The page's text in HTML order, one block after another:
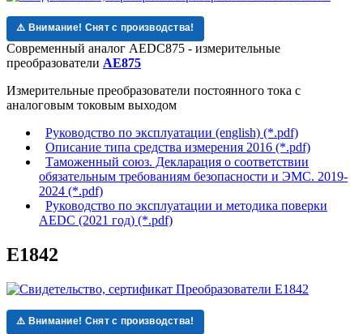
⚠️ Внимание! Снят с производства!
Современный аналог AEDC875 - измерительные
преобразователи AE875
Измерительные преобразователи постоянного тока с
аналоговым токовым выходом
Руководство по эксплуатации (english) (*.pdf)
Описание типа средства измерения 2016 (*.pdf)
Таможенный союз. Декларация о соответствии
обязательным требованиям безопасности и ЭМС. 2019-
2024 (*.pdf)
Руководство по эксплуатации и методика поверки
AEDC (2021 год) (*.pdf)
Е1842
⚠️ Внимание! Снят с производства!